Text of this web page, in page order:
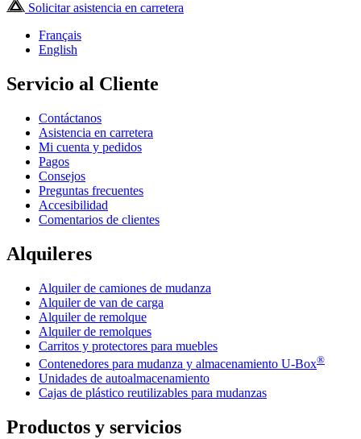
Solicitar asistencia en carretera
Français
English
Servicio al Cliente
Contáctanos
Asistencia en carretera
Mi cuenta y pedidos
Pagos
Consejos
Preguntas frecuentes
Accesibilidad
Comentarios de clientes
Alquileres
Alquiler de camiones de mudanza
Alquiler de van de carga
Alquiler de remolque
Alquiler de remolques
Carritos y protectores para muebles
Contenedores para mudanza y almacenamiento U-Box®
Unidades de autoalmacenamiento
Cajas de plástico reutilizables para mudanzas
Productos y servicios